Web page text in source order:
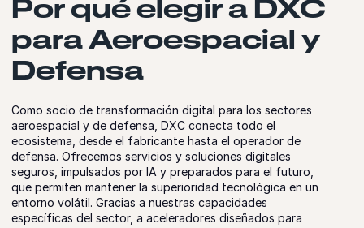
Por qué elegir a DXC
para Aeroespacial y
Defensa
Como socio de transformación digital para los sectores
aeroespacial y de defensa, DXC conecta todo el
ecosistema, desde el fabricante hasta el operador de
defensa. Ofrecemos servicios y soluciones digitales
seguros, impulsados por IA y preparados para el futuro,
que permiten mantener la superioridad tecnológica en un
entorno volátil. Gracias a nuestras capacidades
específicas del sector, a aceleradores diseñados para